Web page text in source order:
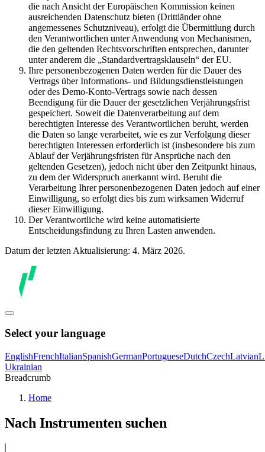
die nach Ansicht der Europäischen Kommission keinen
ausreichenden Datenschutz bieten (Drittländer ohne
angemessenes Schutzniveau), erfolgt die Übermittlung durch
den Verantwortlichen unter Anwendung von Mechanismen,
die den geltenden Rechtsvorschriften entsprechen, darunter
unter anderem die „Standardvertragsklauseln“ der EU.
Ihre personenbezogenen Daten werden für die Dauer des
Vertrags über Informations- und Bildungsdienstleistungen
oder des Demo-Konto-Vertrags sowie nach dessen
Beendigung für die Dauer der gesetzlichen Verjährungsfrist
gespeichert. Soweit die Datenverarbeitung auf dem
berechtigten Interesse des Verantwortlichen beruht, werden
die Daten so lange verarbeitet, wie es zur Verfolgung dieser
berechtigten Interessen erforderlich ist (insbesondere bis zum
Ablauf der Verjährungsfristen für Ansprüche nach den
geltenden Gesetzen), jedoch nicht über den Zeitpunkt hinaus,
zu dem der Widerspruch anerkannt wird. Beruht die
Verarbeitung Ihrer personenbezogenen Daten jedoch auf einer
Einwilligung, so erfolgt dies bis zum wirksamen Widerruf
dieser Einwilligung.
Der Verantwortliche wird keine automatisierte
Entscheidungsfindung zu Ihren Lasten anwenden.
Datum der letzten Aktualisierung: 4. März 2026.
Select your language
EnglishFrenchItalianSpanishGermanPortugueseDutchCzechLatvian
Ukrainian
Breadcrumb
Home
Nach Instrumenten suchen